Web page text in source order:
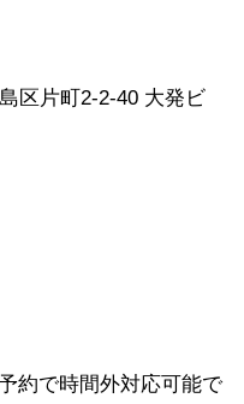
区片町2-2-40 大発ビ
約で時間外対応可能で